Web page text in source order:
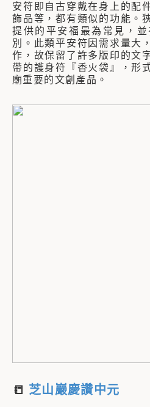
安符即自古穿戴在身上的配
飾品等，都有類似的功能。
提供的平安福最為常見，
別。此類平安符因需求量大
作，故保留了許多版印的文
帶的護身符『香火袋』，形
廟重要的文創產品。
📒 芝山巖慶讚中元